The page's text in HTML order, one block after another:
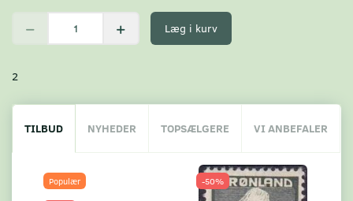
Læg i kurv
2
TILBUD NYHEDER TOPSÆLGERE VI ANBEFALER
Populær -50%